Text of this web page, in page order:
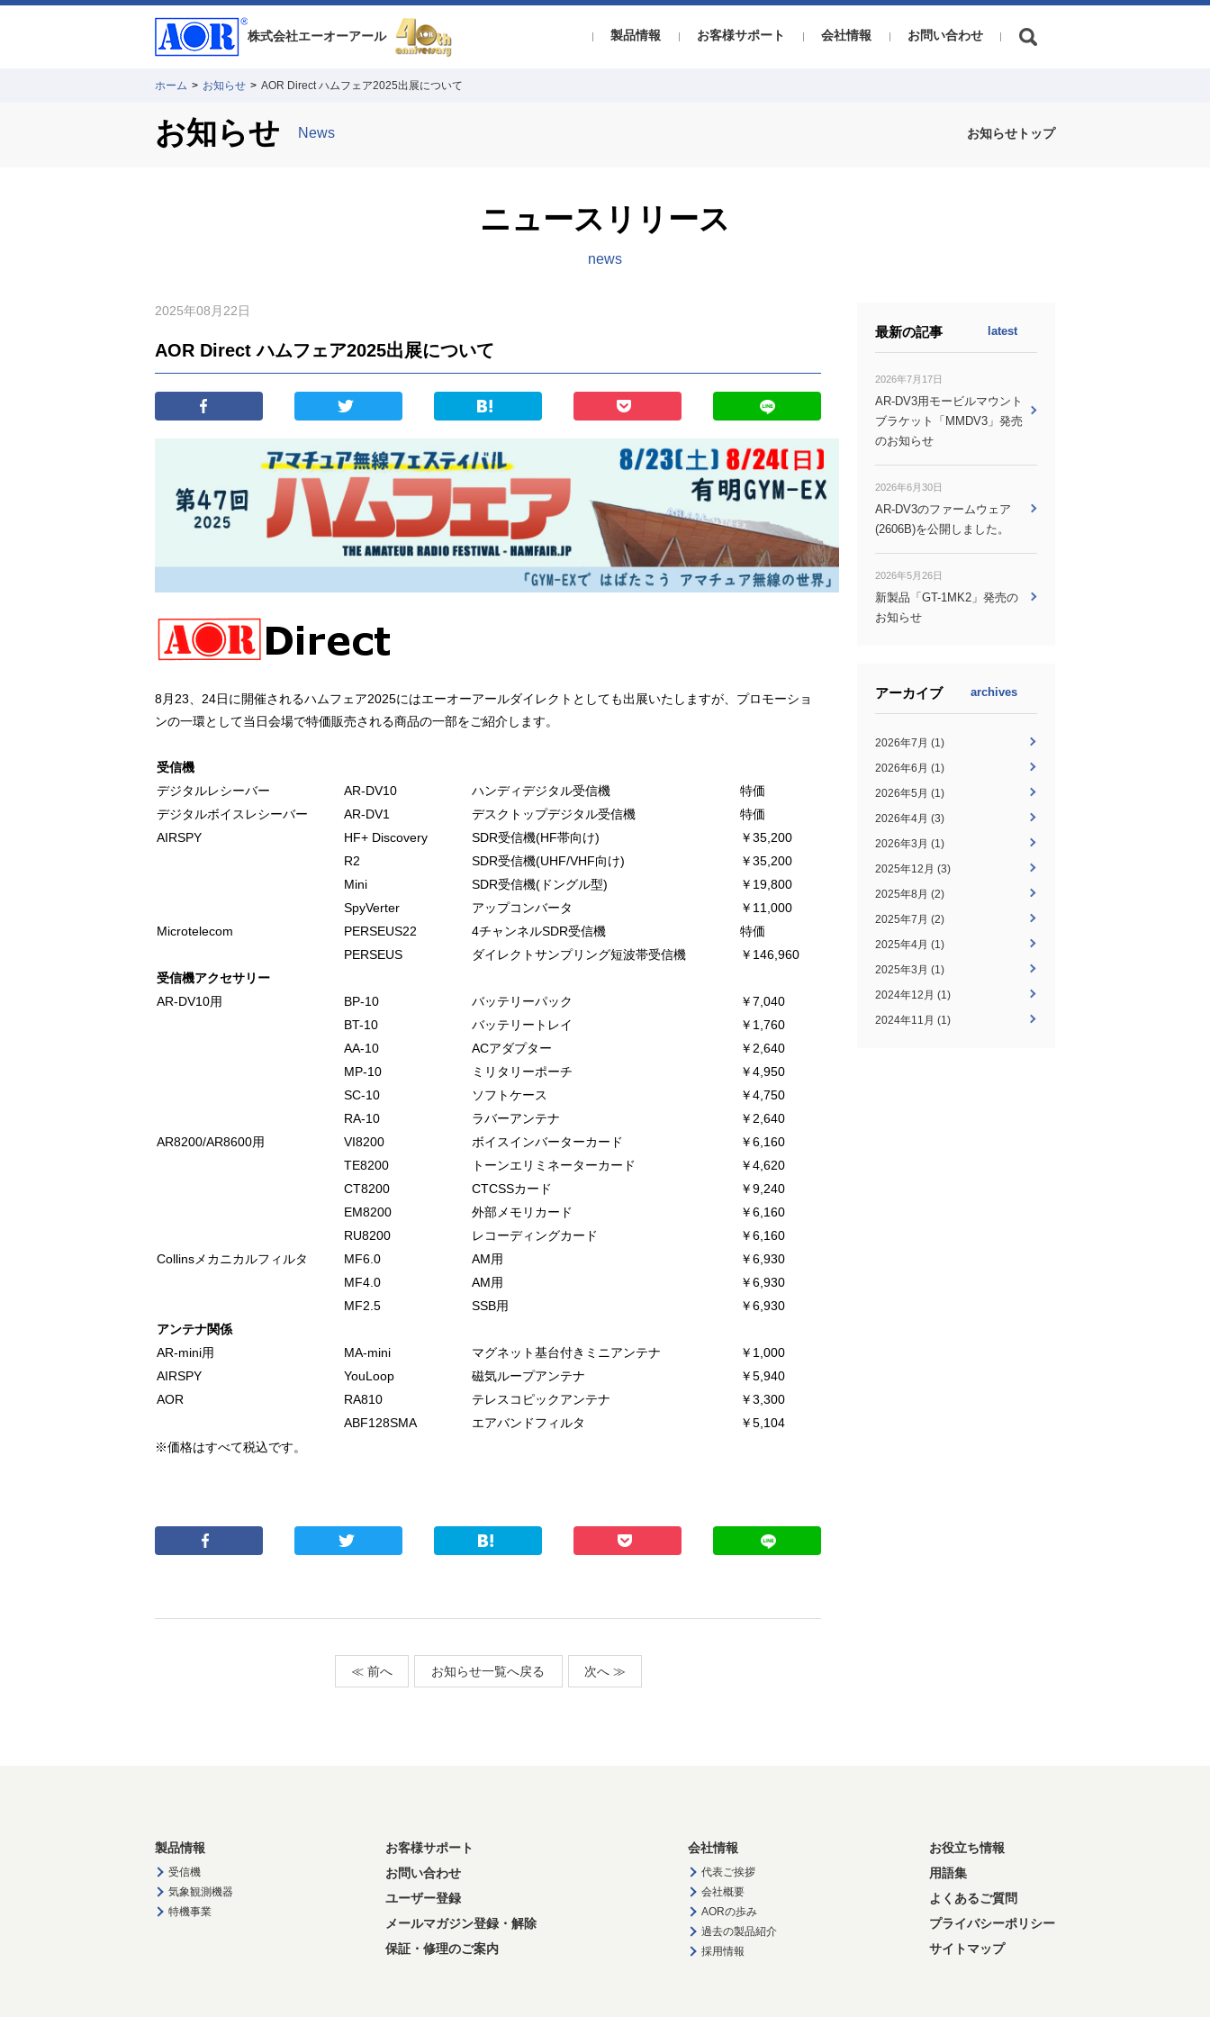
株式会社エーオーアール 製品情報 お客様サポート 会社情報 お問い合わせ
ホーム > お知らせ > AOR Direct ハムフェア2025出展について
お知らせ News お知らせトップ
ニュースリリース
news
2025年08月22日
AOR Direct ハムフェア2025出展について
8月23、24日に開催されるハムフェア2025にはエーオーアールダイレクトとしても出展いたしますが、プロモーショ
ンの一環として当日会場で特価販売される商品の一部をご紹介します。
受信機
デジタルレシーバー
AR-DV10 ハンディデジタル受信機
特価
デジタルボイスレシーバー
AR-DV1 デスクトップデジタル受信機
特価
AIRSPY
HF+ Discovery SDR受信機(HF帯向け)
￥35,200
R2
SDR受信機(UHF/VHF向け)
￥35,200
Mini
SDR受信機(ドングル型)
￥19,800
SpyVerter
アップコンバータ
￥11,000
Microtelecom
PERSEUS22 4チャンネルSDR受信機
特価
PERSEUS
ダイレクトサンプリング短波帯受信機
￥146,960
受信機アクセサリー
AR-DV10用
BP-10 バッテリーパック
￥7,040
BT-10
バッテリートレイ
￥1,760
AA-10
ACアダプター
￥2,640
MP-10
ミリタリーポーチ
￥4,950
SC-10
ソフトケース
￥4,750
RA-10
ラバーアンテナ
￥2,640
AR8200/AR8600用
VI8200 ボイスインバーターカード
￥6,160
TE8200
トーンエリミネーターカード
￥4,620
CT8200
CTCSSカード
￥9,240
EM8200
外部メモリカード
￥6,160
RU8200
レコーディングカード
￥6,160
Collinsメカニカルフィルタ
MF6.0 AM用
￥6,930
MF4.0
AM用
￥6,930
MF2.5
SSB用
￥6,930
アンテナ関係
AR-mini用
MA-mini マグネット基台付きミニアンテナ
￥1,000
AIRSPY
YouLoop 磁気ループアンテナ
￥5,940
AOR
RA810 テレスコピックアンテナ
￥3,300
ABF128SMA
エアバンドフィルタ
￥5,104
※価格はすべて税込です。
≪ 前へ お知らせ一覧へ戻る 次へ ≫
最新の記事 latest
2026年7月17日
AR-DV3用モービルマウント
ブラケット「MMDV3」発売
のお知らせ
2026年6月30日
AR-DV3のファームウェア
(2606B)を公開しました。
2026年5月26日
新製品「GT-1MK2」発売の
お知らせ
アーカイブ archives
2026年7月 (1)
2026年6月 (1)
2026年5月 (1)
2026年4月 (3)
2026年3月 (1)
2025年12月 (3)
2025年8月 (2)
2025年7月 (2)
2025年4月 (1)
2025年3月 (1)
2024年12月 (1)
2024年11月 (1)
製品情報
受信機
気象観測機器
特機事業
お客様サポート
お問い合わせ
ユーザー登録
メールマガジン登録・解除
保証・修理のご案内
会社情報
代表ご挨拶
会社概要
AORの歩み
過去の製品紹介
採用情報
お役立ち情報
用語集
よくあるご質問
プライバシーポリシー
サイトマップ